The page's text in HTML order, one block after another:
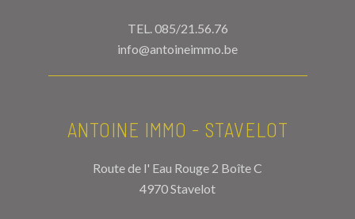
TEL. 085/21.56.76
info@antoineimmo.be
ANTOINE IMMO - STAVELOT
Route de l' Eau Rouge 2 Boîte C
4970 Stavelot